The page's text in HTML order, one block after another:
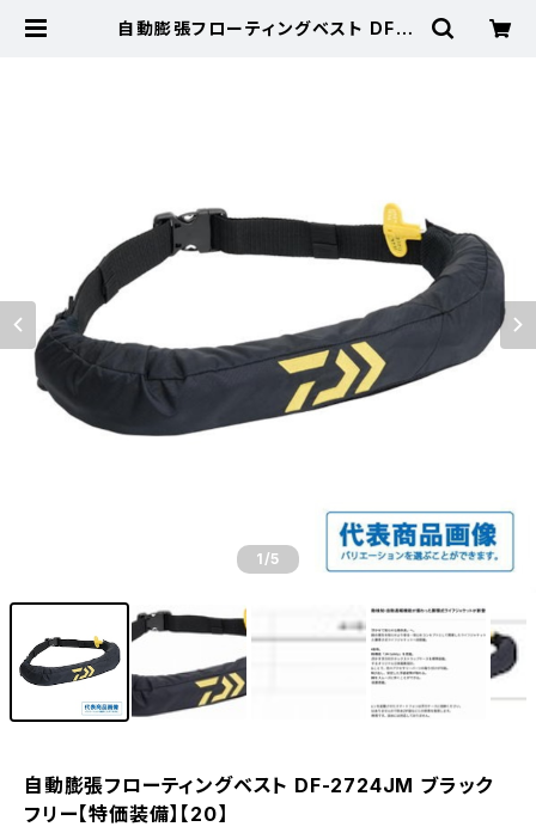
自動膨張フローティングベスト DF-2
1 /5
自動膨張フローティングベスト DF-2724JM ブラック
フリー【特価装備】【20】